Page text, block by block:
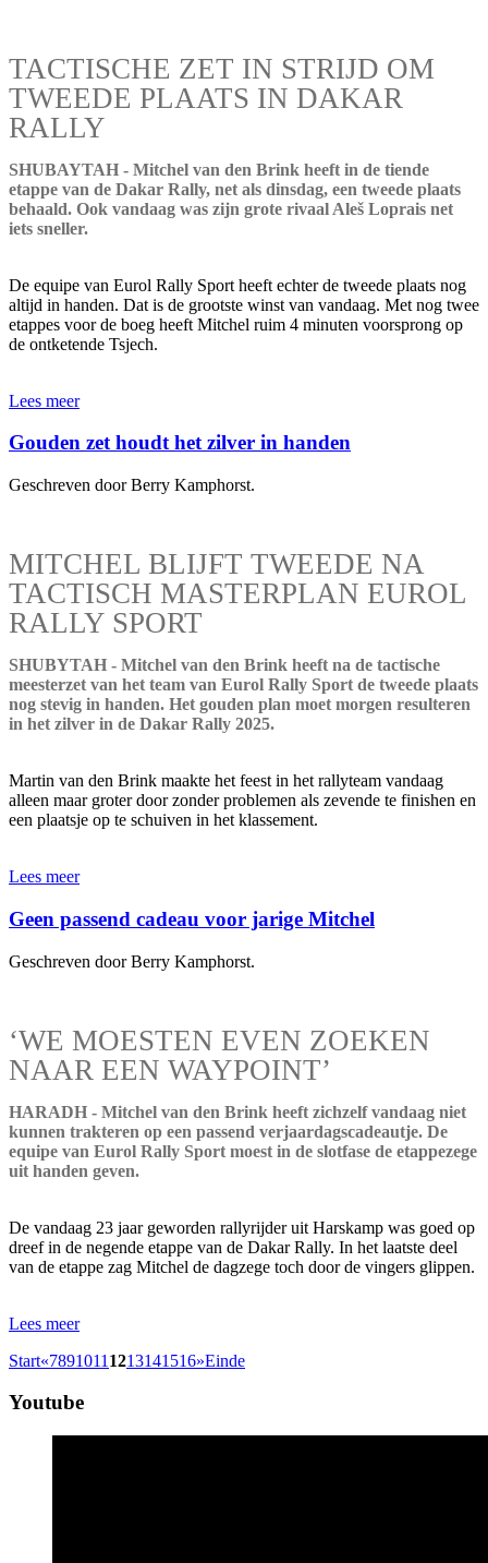
TACTISCHE ZET IN STRIJD OM
TWEEDE PLAATS IN DAKAR
RALLY
SHUBAYTAH - Mitchel van den Brink heeft in de tiende
etappe van de Dakar Rally, net als dinsdag, een tweede plaats
behaald. Ook vandaag was zijn grote rivaal Aleš Loprais net
iets sneller.
De equipe van Eurol Rally Sport heeft echter de tweede plaats nog
altijd in handen. Dat is de grootste winst van vandaag. Met nog twee
etappes voor de boeg heeft Mitchel ruim 4 minuten voorsprong op
de ontketende Tsjech.
Lees meer
Gouden zet houdt het zilver in handen
Geschreven door Berry Kamphorst.
MITCHEL BLIJFT TWEEDE NA
TACTISCH MASTERPLAN EUROL
RALLY SPORT
SHUBYTAH - Mitchel van den Brink heeft na de tactische
meesterzet van het team van Eurol Rally Sport de tweede plaats
nog stevig in handen. Het gouden plan moet morgen resulteren
in het zilver in de Dakar Rally 2025.
Martin van den Brink maakte het feest in het rallyteam vandaag
alleen maar groter door zonder problemen als zevende te finishen en
een plaatsje op te schuiven in het klassement.
Lees meer
Geen passend cadeau voor jarige Mitchel
Geschreven door Berry Kamphorst.
‘WE MOESTEN EVEN ZOEKEN
NAAR EEN WAYPOINT’
HARADH - Mitchel van den Brink heeft zichzelf vandaag niet
kunnen trakteren op een passend verjaardagscadeautje. De
equipe van Eurol Rally Sport moest in de slotfase de etappezege
uit handen geven.
De vandaag 23 jaar geworden rallyrijder uit Harskamp was goed op
dreef in de negende etappe van de Dakar Rally. In het laatste deel
van de etappe zag Mitchel de dagzege toch door de vingers glippen.
Lees meer
Start«7891011 1213141516»Einde
Youtube